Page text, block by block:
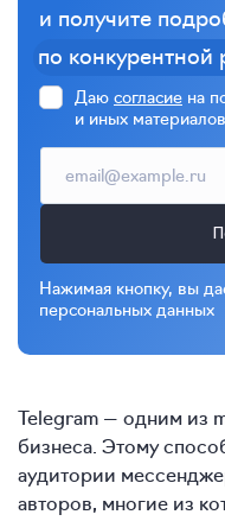
и получите
по конкурентной
Даю согласие на
и иных
Нажимая кнопку, вы
персональных данных
Telegram — одним из
бизнеса. Этому
аудитории
авторов, многие из